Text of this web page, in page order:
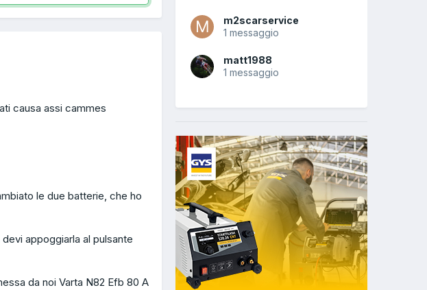
causa assi cammes
le due batterie, che ho
appoggiarla al pulsante
da noi Varta N82 Efb 80 A
m2scarservice
1 messaggio
matt1988
1 messaggio